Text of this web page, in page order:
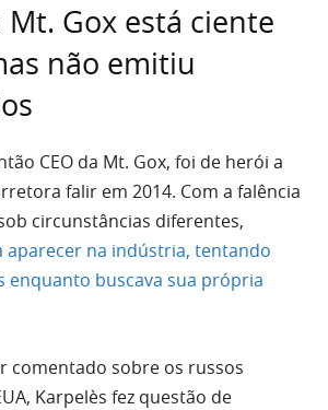
Mt. Gox está ciente
não emitiu
CEO da Mt. Gox, foi de herói a
falir em 2014. Com a falência
circunstâncias diferentes,
aparecer na indústria, tentando
enquanto buscava sua própria
comentado sobre os russos
Karpelès fez questão de